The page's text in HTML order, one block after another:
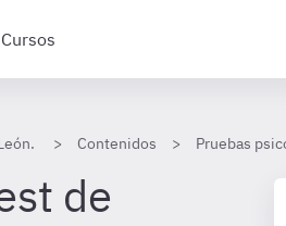
Cursos
Contenidos Pruebas
de